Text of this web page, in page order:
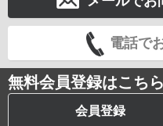
電話で
無料会員登録はこちら
会員登録